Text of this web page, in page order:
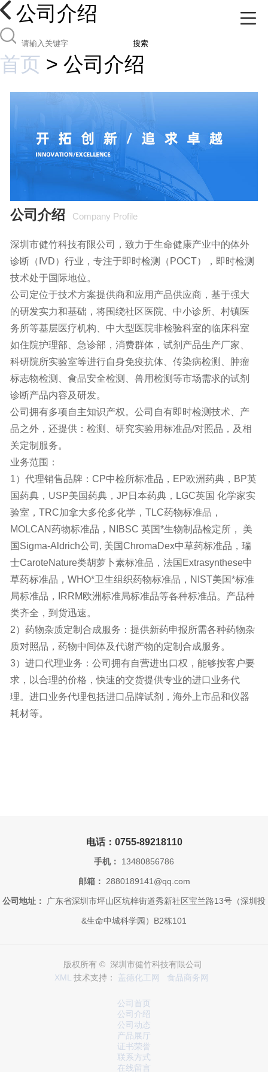
公司介绍
搜索
首页 > 公司介绍
公司介绍 Company Profile
深圳市健竹科技有限公司，致力于生命健康产业中的体外
诊断（IVD）行业，专注于即时检测（POCT），即时检测
技术处于国际地位。
公司定位于技术方案提供商和应用产品供应商，基于强大
的研发实力和基础，将围绕社区医院、中小诊所、村镇医
务所等基层医疗机构、中大型医院非检验科室的临床科室
如住院护理部、急诊部，消费群体，试剂产品生产厂家、
科研院所实验室等进行自身免疫抗体、传染病检测、肿瘤
标志物检测、食品安全检测、兽用检测等市场需求的试剂
诊断产品内容及研发。
公司拥有多项自主知识产权。公司自有即时检测技术、产
品之外，还提供：检测、研究实验用标准品/对照品，及相
关定制服务。
业务范围：
1）代理销售品牌：CP中检所标准品，EP欧洲药典，BP英
国药典，USP美国药典，JP日本药典，LGC英国 化学家实
验室，TRC加拿大多伦多化学，TLC药物标准品，
MOLCAN药物标准品，NIBSC 英国*生物制品检定所， 美
国Sigma-Aldrich公司, 美国ChromaDex中草药标准品，瑞
士CaroteNature类胡萝卜素标准品，法国Extrasynthese中
草药标准品，WHO*卫生组织药物标准品，NIST美国*标准
局标准品，IRRM欧洲标准局标准品等各种标准品。产品种
类齐全，到货迅速。
2）药物杂质定制合成服务：提供新药申报所需各种药物杂
质对照品，药物中间体及代谢产物的定制合成服务。
3）进口代理业务：公司拥有自营进出口权，能够按客户要
求，以合理的价格，快速的交货提供专业的进口业务代
理。进口业务代理包括进口品牌试剂，海外上市品和仪器
耗材等。
电话：0755-89218110
手机： 13480856786
邮箱： 2880189141@qq.com
公司地址： 广东省深圳市坪山区坑梓街道秀新社区宝兰路13号（深圳投
&生命中城科学园）B2栋101
版权所有 © 深圳市健竹科技有限公司
XML 技术支持： 盖德化工网 食品商务网
公司首页
公司介绍
公司动态
产品展厅
证书荣誉
联系方式
在线留言